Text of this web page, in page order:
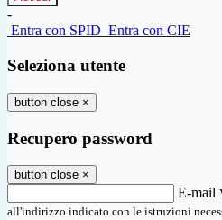
-
Entra con SPID Entra con CIE
Seleziona utente
button close ×
Recupero password
button close ×
E-mail
all'indirizzo indicato con le istruzioni